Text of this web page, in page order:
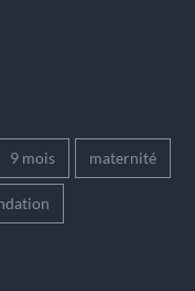
9 mois maternité